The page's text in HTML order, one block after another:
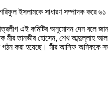
ইসলামকে সাধারণ সম্পাদক করে ৬১
এই কমিটির অনুমোদন দেন বলে
মীর তানভীর হোসেন, শেখ আব্দুল্লাহ
গঠন করা হয়েছে। মীর আসিফ অনিককে